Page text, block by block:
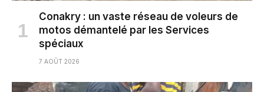
Conakry : un vaste réseau de voleurs de
motos démantelé par les Services
spéciaux
7 AOÛT 2026